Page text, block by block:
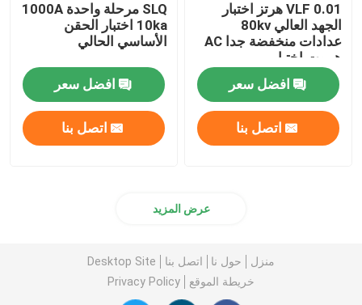
VLF 0.01 هرتز اختبار
الجهد العالي 80kv
عدادات منخفضة جدا AC
هيبوت اختبار
افضل سعر
اتصل بنا
SLQ مرحلة واحدة 1000A
10ka اختبار الحقن
الأساسي الحالي
افضل سعر
اتصل بنا
عرض المزيد
منزل حول نا اتصل بنا
Desktop Site
خريطة الموقع
Privacy Policy